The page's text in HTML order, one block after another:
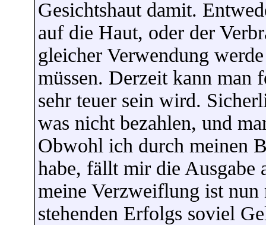
Gesichtshaut damit.
auf die Haut, oder der
gleicher Verwendung
müssen. Derzeit kann man
sehr teuer sein wird.
was nicht bezahlen, und
Obwohl ich durch meinen
habe, fällt mir die Ausgabe
meine Verzweiflung ist nun
stehenden Erfolgs soviel